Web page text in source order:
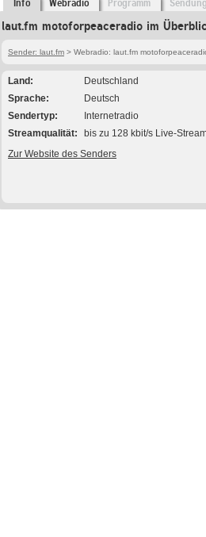
Info Webradio Programm
laut.fm motoforpeaceradio im
Sender: laut.fm > Webradio: laut.fm
Land
Deutschland
Sprache
Deutsch
Sendertyp
Internetradio
Streamqualität
bis zu 128 kbit/s Live-
Zur Website des Senders